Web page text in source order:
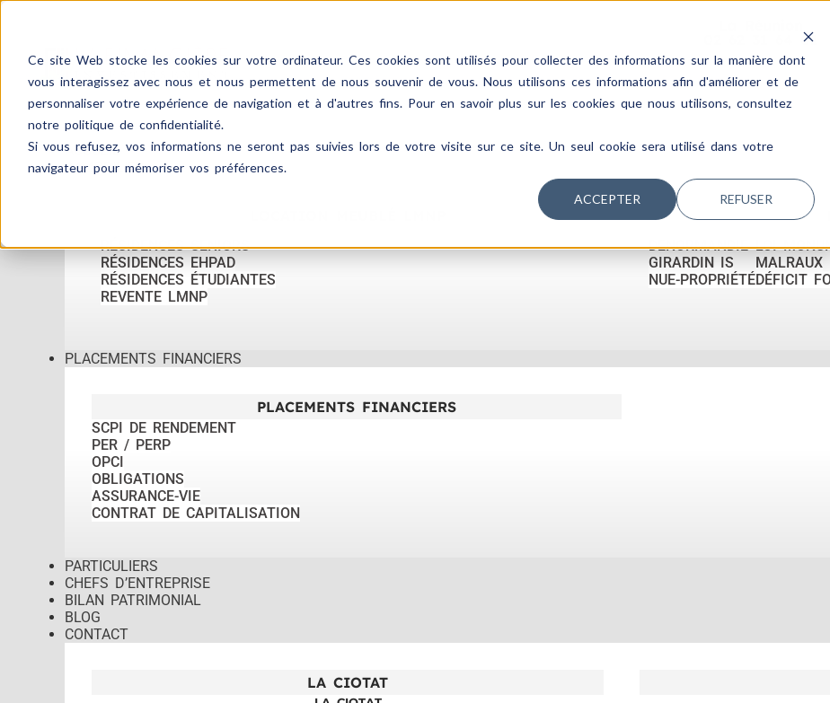
Ce site Web stocke les cookies sur votre ordinateur. Ces cookies sont utilisés pour collecter des informations sur la manière dont
vous interagissez avec nous et nous permettent de nous souvenir de vous. Nous utilisons ces informations afin d'améliorer et de
personnaliser votre expérience de navigation et à d'autres fins. Pour en savoir plus sur les cookies que nous utilisons, consultez
notre politique de confidentialité.
Si vous refusez, vos informations ne seront pas suivies lors de votre visite sur ce site. Un seul cookie sera utilisé dans votre
navigateur pour mémoriser vos préférences.
ACCEPTER REFUSER
02 62 31 64 01
ACCUEIL
IMMOBILIER
RÉSIDENCES SENIORS
RÉSIDENCES EHPAD
RÉSIDENCES ÉTUDIANTES
REVENTE LMNP
DENORMANDIE
GIRARDIN IS
NUE-PROPRIÉTÉ
LOI
MALRAUX
DÉFICIT
PLACEMENTS FINANCIERS
PLACEMENTS FINANCIERS
SCPI DE RENDEMENT
PER / PERP
OPCI
OBLIGATIONS
ASSURANCE-VIE
CONTRAT DE CAPITALISATION
PARTICULIERS
CHEFS D’ENTREPRISE
BILAN PATRIMONIAL
BLOG
CONTACT
LA CIOTAT